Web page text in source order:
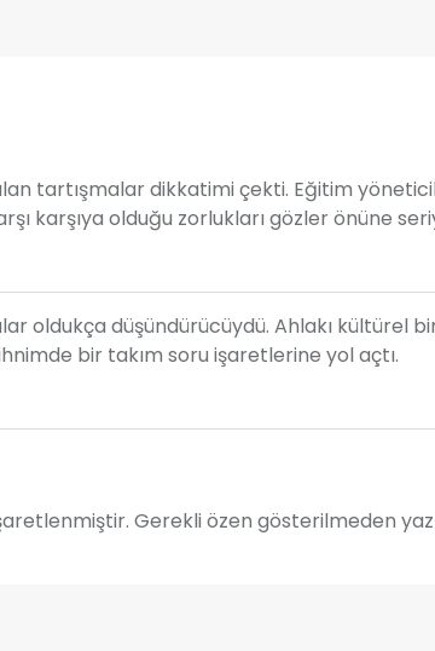
tartışmalar dikkatimi çekti. Eğitim
karşıya olduğu zorlukları gözler önüne
oldukça düşündürücüydü. Ahlakı kültürel
bir takım soru işaretlerine yol açtı.
Gerekli özen gösterilmeden